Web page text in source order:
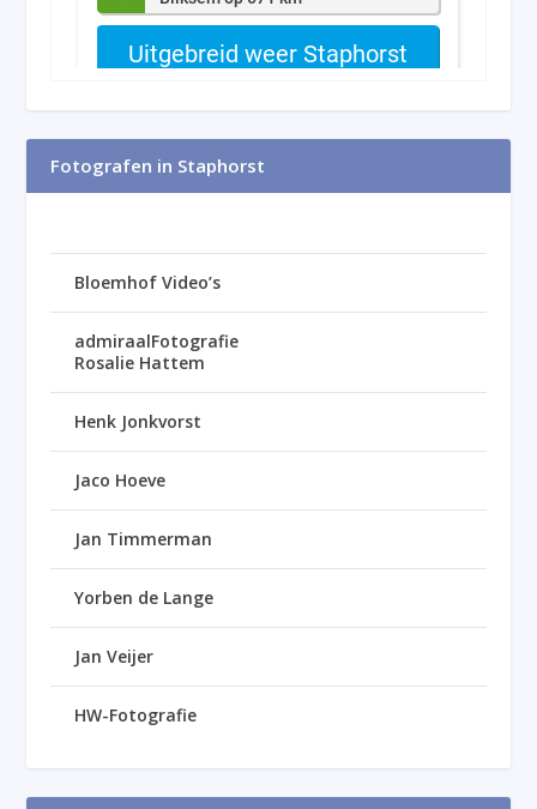
Fotografen in Staphorst
Bloemhof Video’s
admiraalFotografie
Rosalie Hattem
Henk Jonkvorst
Jaco Hoeve
Jan Timmerman
Yorben de Lange
Jan Veijer
HW-Fotografie